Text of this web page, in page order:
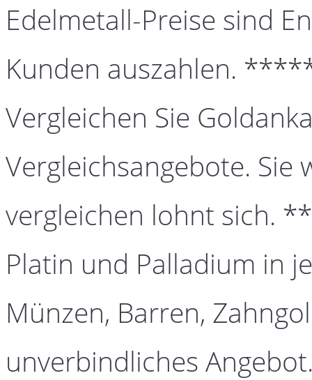
Edelmetall-Preise sind
Kunden auszahlen.
Vergleichen Sie
Vergleichsangebote. Sie
vergleichen lohnt sich.
Platin und Palladium in
Münzen, Barren,
unverbindliches